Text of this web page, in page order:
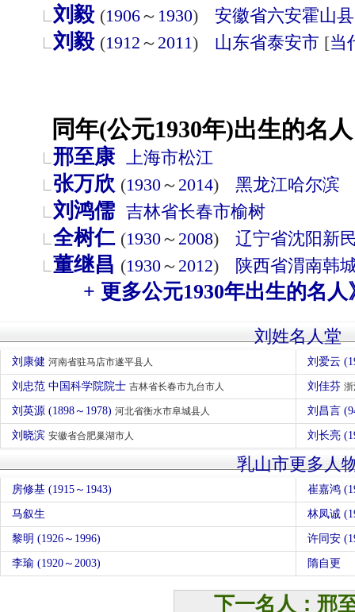
刘毅 (1906～ 1930) 安徽省六安霍山县
刘毅 (1912 ～ 2011) 山东省泰安市 [当
同年(公元1930年)出生的名
邢至康 上海市松江
张万欣 (1930～ 2014) 黑龙江哈尔滨
刘鸿儒 吉林省长春市榆树
全树仁 (1930～ 2008) 辽宁省沈阳新
董继昌 (1930～ 2012) 陕西省渭南韩
+ 更多公元1930年出生的名人
刘姓名人堂
刘康健 河南省驻马店市遂平县人 刘爱云
刘忠范 中国科学院院士 吉林省长春市九台市人 刘佳芬
刘英源 (1898～1978) 河北省衡水市阜城县人 刘昌言
刘晓滨 安徽省合肥巢湖市人 刘长亮
乳山市更多人
房修基 (1915～1943) 崔嘉鸿
马叙生 林凤诚
黎明 (1926～1996) 许同安
李瑜 (1920～2003) 隋自更
下一名人：邢